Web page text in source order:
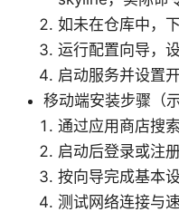
如未在仓库中，
运行配置向导，
启动服务并设置
移动端安装步骤（示
通过应用商店搜
启动后登录或注
按向导完成基本
测试网络连接与